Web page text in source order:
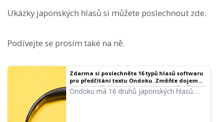
Ukázky japonských hlasů si můžete poslechnout zde.
Podívejte se prosím také na ně.
Zdarma si poslechněte 16 typů hlasů softwaru
pro předčítání textu Ondoku. Změňte dojem
úpravou výšky hlasu | Software pro předčítání
textu Ondoku
Ondoku má 16 druhů japonských hlasů.